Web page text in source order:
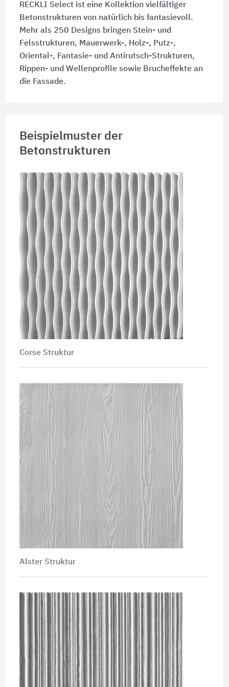
RECKLI Select ist eine Kollektion vielfältiger
Betonstrukturen von natürlich bis fantasievoll.
Mehr als 250 Designs bringen Stein- und
Felsstrukturen, Mauerwerk-, Holz-, Putz-,
Oriental-, Fantasie- und Antirutsch-Strukturen,
Rippen- und Wellenprofile sowie Brucheffekte an
die Fassade.
Beispielmuster der
Betonstrukturen
Corse Struktur
Alster Struktur